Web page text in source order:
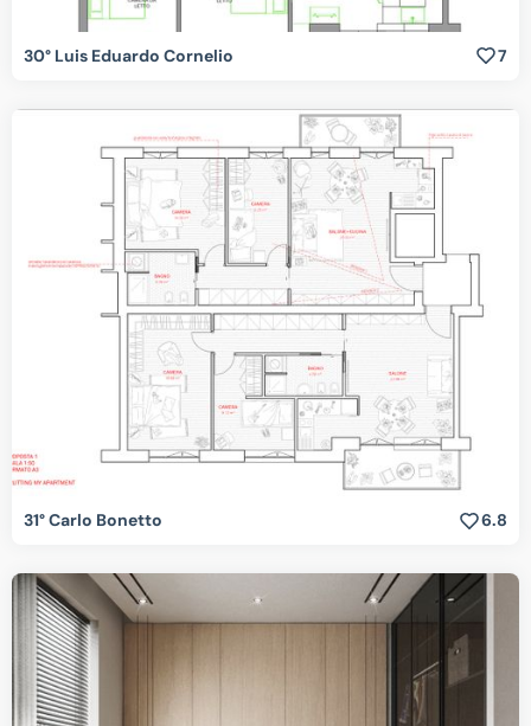
30° Luis Eduardo Cornelio 7
31° Carlo Bonetto 6.8